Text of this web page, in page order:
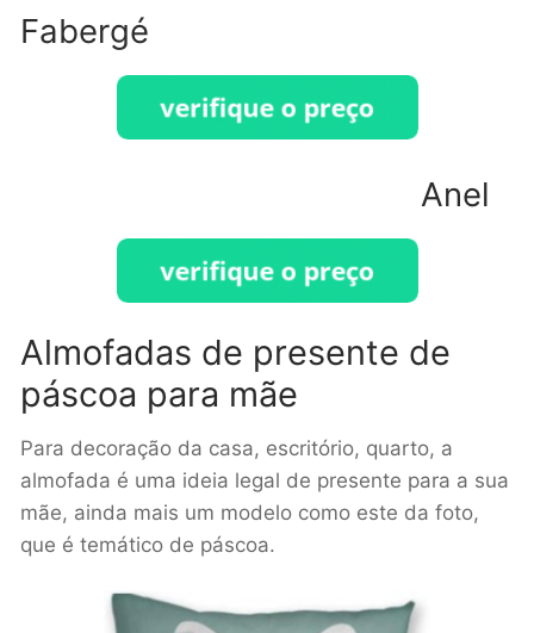
Fabergé
Anel
Almofadas de presente de
páscoa para mãe
Para decoração da casa, escritório, quarto, a
almofada é uma ideia legal de presente para a sua
mãe, ainda mais um modelo como este da foto,
que é temático de páscoa.